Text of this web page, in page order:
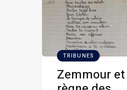
TRIBUNES
Zemmour